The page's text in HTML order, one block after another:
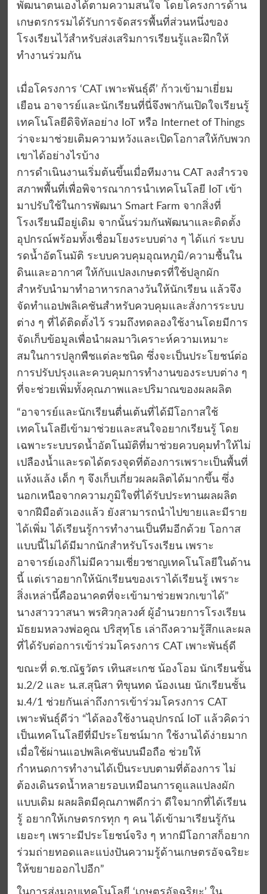
พัฒนาตนเองได้ตามความสนใจ โดยโครงการด้าน
เกษตรกรรมได้รับการจัดสรรพื้นที่ส่วนหนึ่งของ
โรงเรียนไว้สำหรับส่งเสริมการเรียนรู้และฝึกให้
ทำงานร่วมกัน
เมื่อโครงการ ‘CAT เพาะพันธุ์ดี’ ก้าวเข้ามาเยี่ยม
เยือน อาจารย์และนักเรียนที่นี่จึงพากันเปิดใจเรียนรู้
เทคโนโลยีดิจิทัลอย่าง IoT หรือ Internet of Things
ว่าจะมาช่วยเติมความหวังและเปิดโอกาสให้กับพวก
เขาได้อย่างไรบ้าง
การดำเนินงานเริ่มต้นขึ้นเมื่อทีมงาน CAT ลงสำรวจ
สภาพพื้นที่เพื่อพิจารณาการนำเทคโนโลยี IoT เข้า
มาปรับใช้ในการพัฒนา Smart Farm จากสิ่งที่
โรงเรียนมีอยู่เดิม จากนั้นร่วมกันพัฒนาและติดตั้ง
อุปกรณ์พร้อมทั้งเชื่อมโยงระบบต่าง ๆ ได้แก่ ระบบ
รดน้ำอัตโนมัติ ระบบควบคุมอุณหภูมิ/ความชื้นใน
ดินและอากาศ ให้กับแปลงเกษตรที่ใช้ปลูกผัก
สำหรับนำมาทำอาหารกลางวันให้นักเรียน แล้วจึง
จัดทำแอปพลิเคชันสำหรับควบคุมและสั่งการระบบ
ต่าง ๆ ที่ได้ติดตั้งไว้ รวมถึงทดลองใช้งานโดยมีการ
จัดเก็บข้อมูลเพื่อนำผลมาวิเคราะห์ความเหมาะ
สมในการปลูกพืชแต่ละชนิด ซึ่งจะเป็นประโยชน์ต่อ
การปรับปรุงและควบคุมการทำงานของระบบต่าง ๆ
ที่จะช่วยเพิ่มทั้งคุณภาพและปริมาณของผลผลิต
“อาจารย์และนักเรียนตื่นเต้นที่ได้มีโอกาสใช้
เทคโนโลยีเข้ามาช่วยและสนใจอยากเรียนรู้ โดย
เฉพาะระบบรดน้ำอัตโนมัติที่มาช่วยควบคุมทำให้ไม่
เปลืองน้ำและรดได้ตรงจุดที่ต้องการเพราะเป็นพื้นที่
แห้งแล้ง เด็ก ๆ จึงเก็บเกี่ยวผลผลิตได้มากขึ้น ซึ่ง
นอกเหนือจากความภูมิใจที่ได้รับประทานผลผลิต
จากฝีมือตัวเองแล้ว ยังสามารถนำไปขายและมีราย
ได้เพิ่ม ได้เรียนรู้การทำงานเป็นทีมอีกด้วย โอกาส
แบบนี้ไม่ได้มีมากนักสำหรับโรงเรียน เพราะ
อาจารย์เองก็ไม่มีความเชี่ยวชาญเทคโนโลยีในด้าน
นี้ แต่เราอยากให้นักเรียนของเราได้เรียนรู้ เพราะ
สิ่งเหล่านี้คืออนาคตที่จะเข้ามาช่วยพวกเขาได้”
นางสาววาสนา พรศิวกุลวงศ์ ผู้อำนวยการโรงเรียน
มัธยมหลวงพ่อคูณ ปริสุทฺโธ เล่าถึงความรู้สึกและผล
ที่ได้รับต่อการเข้าร่วมโครงการ CAT เพาะพันธุ์ดี
ขณะที่ ด.ช.ณัฐวัตร เทินสะเกช น้องโอม นักเรียนชั้น
ม.2/2 และ น.ส.สุนิสา ทิขุนทด น้องเนย นักเรียนชั้น
ม.4/1 ช่วยกันเล่าถึงการเข้าร่วมโครงการ CAT
เพาะพันธุ์ดีว่า “ได้ลองใช้งานอุปกรณ์ IoT แล้วคิดว่า
เป็นเทคโนโลยีที่มีประโยชน์มาก ใช้งานได้ง่ายมาก
เมื่อใช้ผ่านแอปพลิเคชันบนมือถือ ช่วยให้
กำหนดการทำงานได้เป็นระบบตามที่ต้องการ ไม่
ต้องเดินรดน้ำหลายรอบเหมือนการดูแลแปลงผัก
แบบเดิม ผลผลิตมีคุณภาพดีกว่า ดีใจมากที่ได้เรียน
รู้ อยากให้เกษตรกรทุก ๆ คน ได้เข้ามาเรียนรู้กัน
เยอะๆ เพราะมีประโยชน์จริง ๆ หากมีโอกาสก็อยาก
ร่วมถ่ายทอดและแบ่งปันความรู้ด้านเกษตรอัจฉริยะ
ให้ขยายออกไปอีก”